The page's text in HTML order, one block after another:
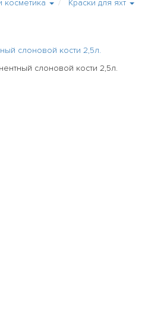
косметика Краски для яхт
слоновой кости 2,5л.